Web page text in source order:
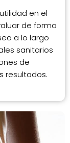
en el
de forma
a lo largo
sanitarios
de
resultados.